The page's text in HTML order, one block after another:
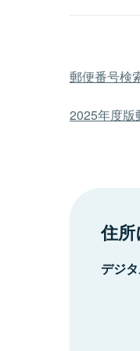
郵便番号検
2025年度版
住所
デジ